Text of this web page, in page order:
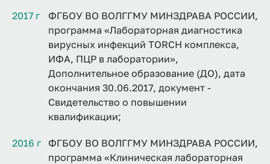
2017 г
ФГБОУ ВО ВОЛГГМУ МИНЗДРАВА РОССИИ,
программа «Лабораторная диагностика
вирусных инфекций TORCH комплекса,
ИФА, ПЦР в лаборатории»,
Дополнительное образование (ДО), дата
окончания 30.06.2017, документ -
Свидетельство о повышении
квалификации;
2016 г
ФГБОУ ВО ВОЛГГМУ МИНЗДРАВА РОССИИ,
программа «Клиническая лабораторная